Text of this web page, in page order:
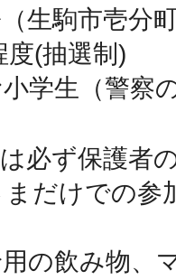
生駒市壱分
度(抽選制)
学生（警察
保護者の
だけでの参
の飲み物、
高知市
シモキ